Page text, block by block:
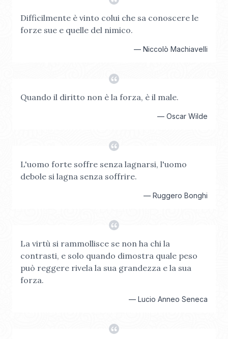
Difficilmente è vinto colui che sa conoscere le
forze sue e quelle del nimico.
— Niccolò Machiavelli
Quando il diritto non è la forza, è il male.
— Oscar Wilde
L'uomo forte soffre senza lagnarsi, l'uomo
debole si lagna senza soffrire.
— Ruggero Bonghi
La virtù si rammollisce se non ha chi la
contrasti, e solo quando dimostra quale peso
può reggere rivela la sua grandezza e la sua
forza.
— Lucio Anneo Seneca